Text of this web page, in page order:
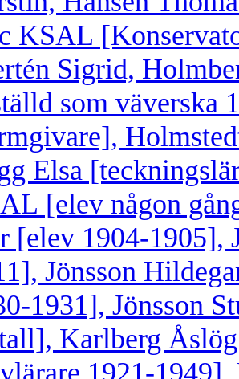
KSAL
Sigrid,
som väverska
Elsa
[elev någon
[elev 1904-1905],
Jönsson
1931], Jönsson
Karlberg